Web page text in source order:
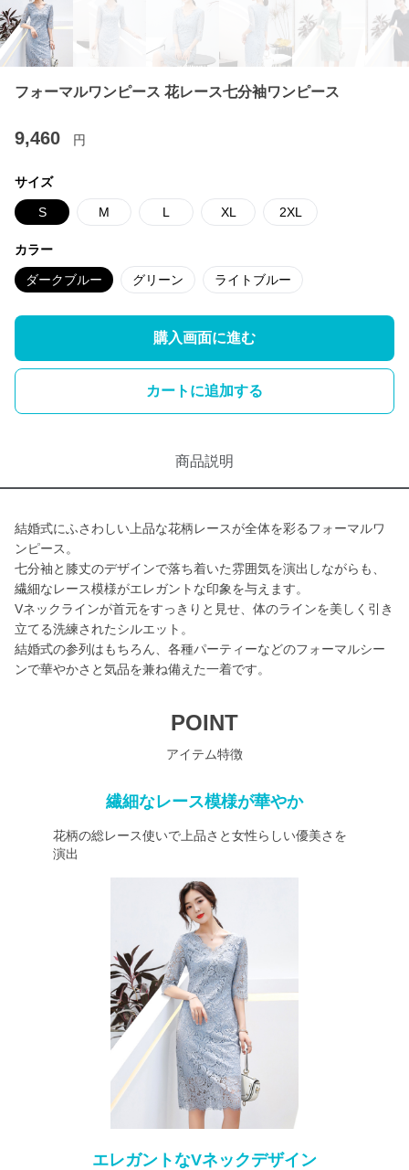
フォーマルワンピース 花レース七分袖ワンピース
9,460 円
サイズ
S M L XL 2XL
カラー
ダークブルー グリーン ライトブルー
購入画面に進む
カートに追加する
商品説明
結婚式にふさわしい上品な花柄レースが全体を彩るフォーマルワ
ンピース。
七分袖と膝丈のデザインで落ち着いた雰囲気を演出しながらも、
繊細なレース模様がエレガントな印象を与えます。
Vネックラインが首元をすっきりと見せ、体のラインを美しく引き
立てる洗練されたシルエット。
結婚式の参列はもちろん、各種パーティーなどのフォーマルシー
ンで華やかさと気品を兼ね備えた一着です。
POINT
アイテム特徴
繊細なレース模様が華やか
花柄の総レース使いで上品さと女性らしい優美さを
演出
エレガントなVネックデザイン